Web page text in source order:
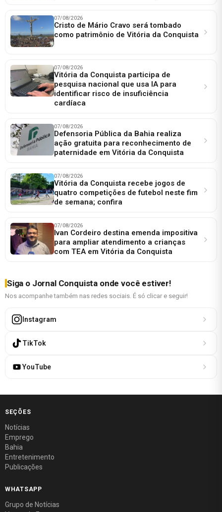
07/08/2026
Cristo de Mário Cravo será tombado
como patrimônio de Vitória da Conquista
07/08/2026
Vitória da Conquista participa de
pesquisa nacional que usa IA para
identificar risco de insuficiência
cardíaca
07/08/2026
Defensoria Pública da Bahia realiza
ação gratuita para reconhecimento de
paternidade em Vitória da Conquista
07/08/2026
Vitória da Conquista recebe jogos de
quatro competições de futebol neste fim
de semana; confira
07/08/2026
Ivan Cordeiro destina emenda impositiva
para ampliar atendimento a crianças
com TEA em Vitória da Conquista
Siga o Jornal Conquista onde você estiver!
Nos acompanhe também nas redes sociais. É só clicar e seguir!
Instagram
TikTok
YouTube
SEÇÕES
Notícias
Emprego
Bahia
Entretenimento
Publicações
WHATSAPP
Grupo de Notícias